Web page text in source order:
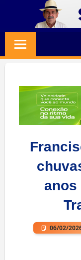
content
Jornalismo
Credibilidade
anos
06/02/